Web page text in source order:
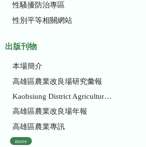
性騷擾防治專區
性別平等相關網站
出版刊物
本場簡介
高雄區農業改良場研究彙報
Kaohsiung District Agricultural Research and Extension Station
高雄區農業改良場年報
高雄區農業專訊
more